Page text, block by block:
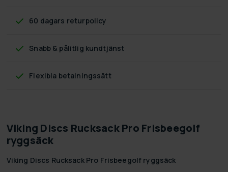
60 dagars returpolicy
Snabb & pålitlig kundtjänst
Flexibla betalningssätt
Viking Discs Rucksack Pro Frisbeegolf
ryggsäck
Viking Discs Rucksack Pro Frisbeegolf ryggsäck